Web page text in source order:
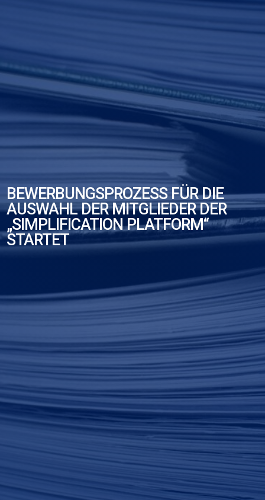
BEWERBUNGSPROZESS FÜR DIE
AUSWAHL DER MITGLIEDER DER
„SIMPLIFICATION PLATFORM“
STARTET